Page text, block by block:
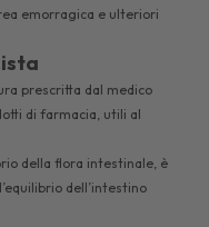
emorragica e ulteriori
prescritta dal medico
di farmacia, utili al
della flora intestinale, è
dell’intestino